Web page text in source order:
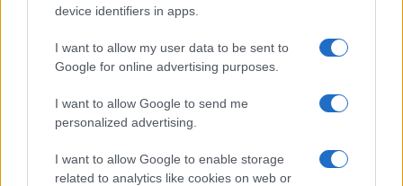
device identifiers in apps.
I want to allow my user data to be sent to
Google for online advertising purposes.
I want to allow Google to send me
personalized advertising.
I want to allow Google to enable storage
related to analytics like cookies on web or
Scopri Rocca San Giovanni, il borgo abruzzese tra
mare e storia
OFFERTE&CONSIGLI